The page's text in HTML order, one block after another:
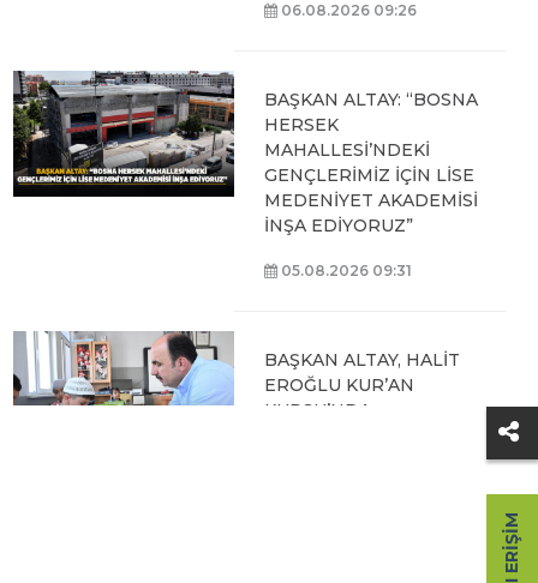
06.08.2026 09:26
BAŞKAN ALTAY: “BOSNA
HERSEK
MAHALLESİ’NDEKİ
GENÇLERİMİZ İÇİN LİSE
MEDENİYET AKADEMİSİ
İNŞA EDİYORUZ”
05.08.2026 09:31
BAŞKAN ALTAY, HALİT
EROĞLU KUR’AN
KURSU’NDA